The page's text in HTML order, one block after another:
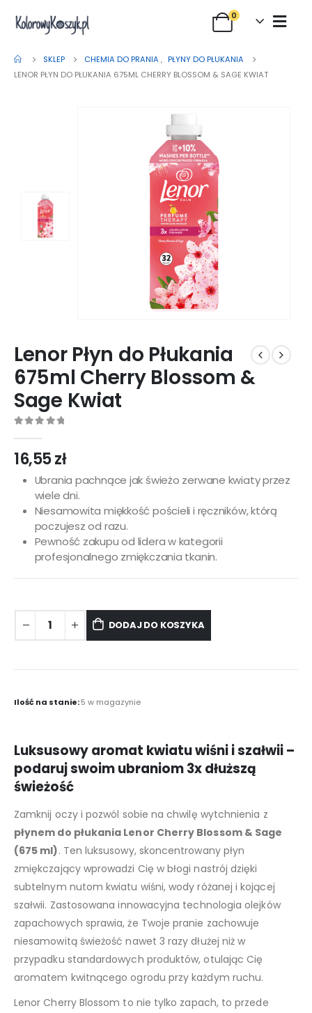
0
SKLEP CHEMIA DO PRANIA , PŁYNY DO PŁUKANIA
LENOR PŁYN DO PŁUKANIA 675ML CHERRY BLOSSOM & SAGE KWIAT
Lenor Płyn do Płukania
675ml Cherry Blossom &
Sage Kwiat
16,55zł
Ubrania pachnące jak świeżo zerwane kwiaty przez
wiele dni.
Niesamowita miękkość pościeli i ręczników, którą
poczujesz od razu.
Pewność zakupu od lidera w kategorii
profesjonalnego zmiękczania tkanin.
DODAJ DO KOSZYKA
Ilość na stanie:5 w magazynie
Luksusowy aromat kwiatu wiśni i szałwii –
podaruj swoim ubraniom 3x dłuższą
świeżość
Zamknij oczy i pozwól sobie na chwilę wytchnienia z
płynem do płukania Lenor Cherry Blossom & Sage
(675 ml). Ten luksusowy, skoncentrowany płyn
zmiękczający wprowadzi Cię w błogi nastrój dzięki
subtelnym nutom kwiatu wiśni, wody różanej i kojącej
szałwii. Zastosowana innowacyjna technologia olejków
zapachowych sprawia, że Twoje pranie zachowuje
niesamowitą świeżość nawet 3 razy dłużej niż w
przypadku standardowych produktów, otulając Cię
aromatem kwitnącego ogrodu przy każdym ruchu.
Lenor Cherry Blossom to nie tylko zapach, to przede